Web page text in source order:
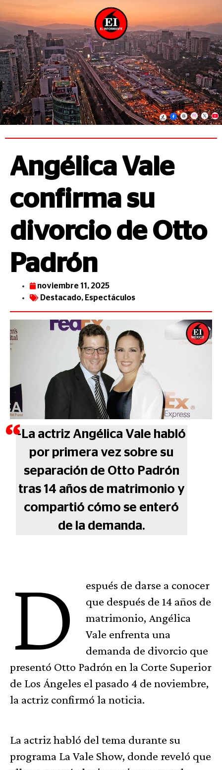
Angélica Vale
confirma su
divorcio de Otto
Padrón
noviembre 11, 2025
Destacado, Espectáculos
-La actriz Angélica Vale habló
por primera vez sobre su
separación de Otto Padrón
tras 14 años de matrimonio y
compartió cómo se enteró
de la demanda.
D
espués de darse a conocer
que después de 14 años de
matrimonio, Angélica
Vale enfrenta una
demanda de divorcio que
presentó Otto Padrón en la Corte Superior
de Los Ángeles el pasado 4 de noviembre,
la actriz confirmó la noticia.
La actriz habló del tema durante su
programa La Vale Show, donde reveló que